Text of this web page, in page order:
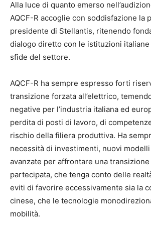
Alla luce di quanto emerso
AQCF-R accoglie con soddisfazione la
presidente di Stellantis, ritenendo
dialogo diretto con le istituzioni
sfide del settore.
AQCF-R ha sempre espresso forti
transizione forzata all’elettrico,
negative per l’industria italiana ed
perdita di posti di lavoro, di
rischio della filiera produttiva. Ha
necessità di investimenti, nuovi
avanzate per affrontare una
partecipata, che tenga conto delle
eviti di favorire eccessivamente sia la
cinese, che le tecnologie
mobilità.